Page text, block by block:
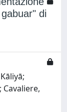
di